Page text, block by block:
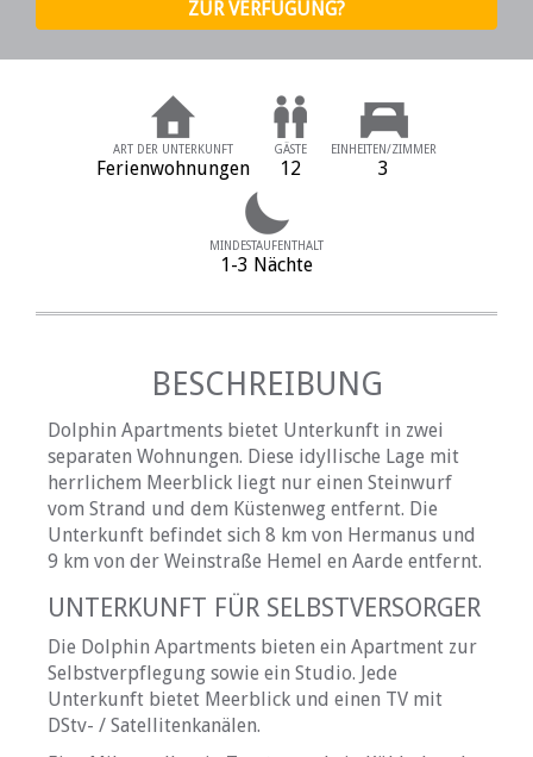
ART DER UNTERKUNFT
Ferienwohnungen
GÄSTE
12
EINHEITEN/ZIMMER
3
MINDESTAUFENTHALT
1-3 Nächte
BESCHREIBUNG
Dolphin Apartments bietet Unterkunft in zwei
separaten Wohnungen. Diese idyllische Lage mit
herrlichem Meerblick liegt nur einen Steinwurf
vom Strand und dem Küstenweg entfernt. Die
Unterkunft befindet sich 8 km von Hermanus und
9 km von der Weinstraße Hemel en Aarde entfernt.
UNTERKUNFT FÜR SELBSTVERSORGER
Die Dolphin Apartments bieten ein Apartment zur
Selbstverpflegung sowie ein Studio. Jede
Unterkunft bietet Meerblick und einen TV mit
DStv- / Satellitenkanälen.